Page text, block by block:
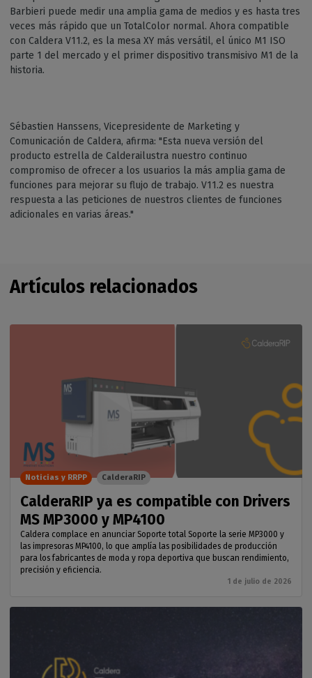
Barbieri puede medir una amplia gama de medios y es hasta tres
veces más rápido que un TotalColor normal. Ahora compatible
con Caldera V11.2, es la mesa XY más versátil, el único M1 ISO
parte 1 del mercado y el primer dispositivo transmisivo M1 de la
historia.
Sébastien Hanssens, Vicepresidente de Marketing y
Comunicación de Caldera, afirma: "Esta nueva versión del
producto estrella de Calderailustra nuestro continuo
compromiso de ofrecer a los usuarios la más amplia gama de
funciones para mejorar su flujo de trabajo. V11.2 es nuestra
respuesta a las peticiones de nuestros clientes de funciones
adicionales en varias áreas."
Artículos relacionados
CalderaRIP ya es compatible con Drivers
MS MP3000 y MP4100
Caldera complace en anunciar Soporte total Soporte la serie MP3000 y
las impresoras MP4100, lo que amplía las posibilidades de producción
para los fabricantes de moda y ropa deportiva que buscan rendimiento,
precisión y eficiencia.
1 de julio de 2026
Noticias y RRPP CalderaRIP